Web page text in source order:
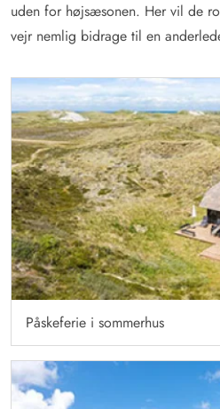
uden for højsæsonen. Her vil de
vejr nemlig bidrage til en
Påskeferie i sommerhus